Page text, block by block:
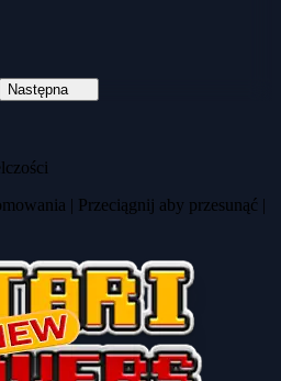
Następna
| Przeciągnij aby przesunąć |